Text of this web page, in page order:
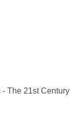
The 21st Century